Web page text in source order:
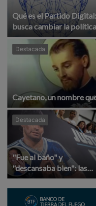
Qué es el Partido
busca cambiar la
Destacada
Cayetano, un nombre
Destacada
"Fue al baño" y
"descansaba bien": las
revelaciones del
de Maradona sobre su
último día de vida